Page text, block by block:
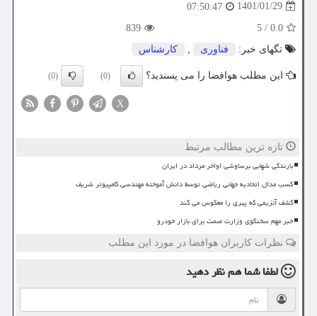
1401/01/29
07:50:47
0.0
/
5
839
تگهای خبر:
فناوری , كارشناس
این مطلب هوافضا را می پسندید؟ (0)
(0)
X
تازه ترین مطالب مرتبط
بارندگی شهابی برساوشی اواخر مرداد در ایران
کسب مدال اتحادیه جهانی ریاضی توسط دانش آموخته مهندسی کامپیوتر شریف
کشف آنزیمی که پیری را معکوس می کند
خبر مهم سخنگوی وزارت صمت برای بازار خودرو
نظرات کاربران هوافضا در مورد این مطلب
لطفا شما همنظر دهید